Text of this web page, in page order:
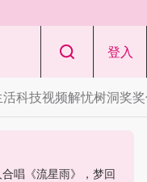
登入
活科技视频解忧树洞奖
：真相终究会浮出水
唱《流星雨》，梦回
情演绎JANNABI歌曲